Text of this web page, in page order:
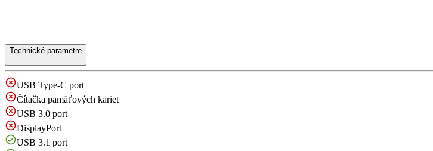
Technické parametre
USB Type-C port
Čítačka pamäťových kariet
USB 3.0 port
DisplayPort
USB 3.1 port